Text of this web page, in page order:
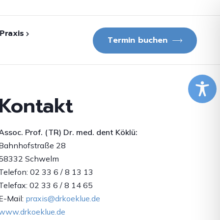
Praxis
(TR) Dr. med.
Termin buchen
Kontakt
Prof. (TR) Dr. med. dent Köklü:
28
Schwelm
02 33 6 / 8 13 13
02 33 6 / 8 14 65
Mail: praxis@drkoeklue.de